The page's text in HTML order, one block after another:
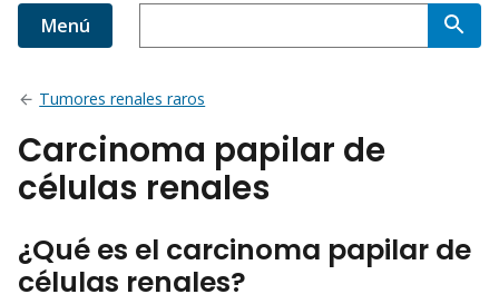
Menú
Tumores renales raros
Carcinoma papilar de
células renales
¿Qué es el carcinoma papilar de
células renales?